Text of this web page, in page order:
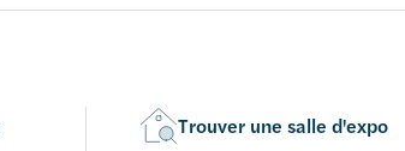
Trouver une salle d'expo